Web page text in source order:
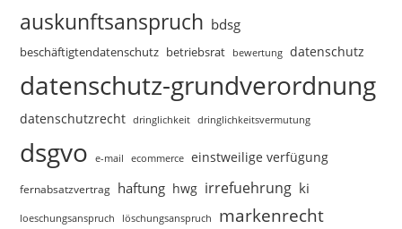
auskunftsanspruch bdsg
beschäftigtendatenschutz betriebsrat bewertung datenschutz
datenschutz-grundverordnung
datenschutzrecht dringlichkeit dringlichkeitsvermutung
dsgvo e-mail ecommerce einstweilige verfügung
fernabsatzvertrag haftung hwg irrefuehrung ki
loeschungsanspruch löschungsanspruch markenrecht